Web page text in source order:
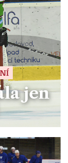
jen